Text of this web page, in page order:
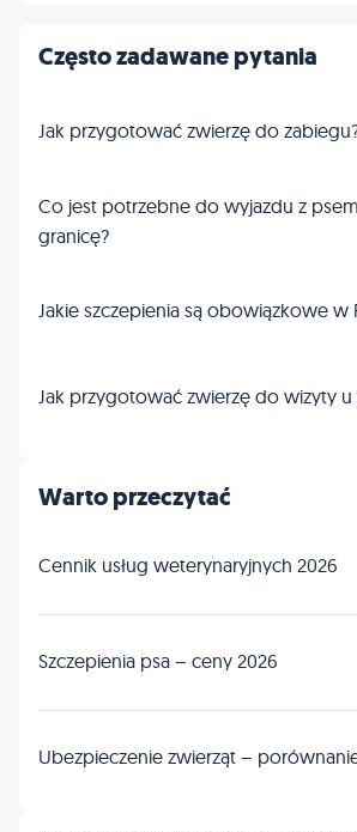
Często zadawane pytania
Jak przygotować zwierzę do
Co jest potrzebne do wyjazdu z
granicę?
Jakie szczepienia są obowiązkowe w
Jak przygotować zwierzę do wizyty u
Warto przeczytać
Cennik usług weterynaryjnych 2026
Szczepienia psa – ceny 2026
Ubezpieczenie zwierząt –